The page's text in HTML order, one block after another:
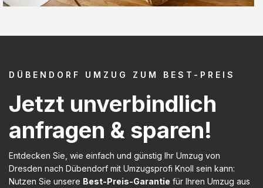
DÜBENDORF UMZUG ZUM BEST-PREIS
Jetzt unverbindlich
anfragen & sparen!
Entdecken Sie, wie einfach und günstig Ihr Umzug von
Dresden nach Dübendorf mit Umzugsprofi Knoll sein kann:
Nutzen Sie unsere Best-Preis-Garantie für Ihren Umzug aus